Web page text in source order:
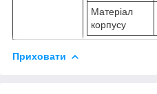
Матеріал
корпусу
Приховати